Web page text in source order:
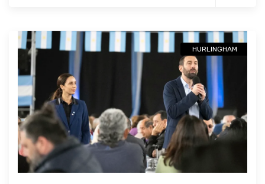
HURLINGHAM